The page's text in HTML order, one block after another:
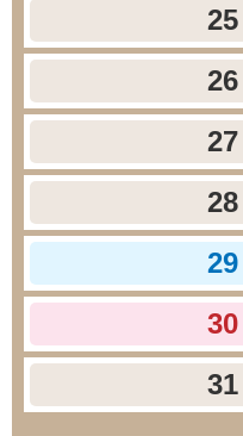
25
26
27
28
29
30
31